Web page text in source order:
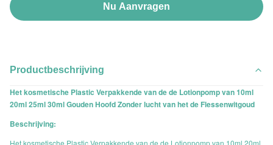
Nu Aanvragen
Productbeschrijving
Het kosmetische Plastic Verpakkende van de de Lotionpomp van 10ml
20ml 25ml 30ml Gouden Hoofd Zonder lucht van het de Flessenwitgoud
Beschrijving:
Het kosmetische Plastic Verpakkende van de de Lotionpomp van 10ml 20ml